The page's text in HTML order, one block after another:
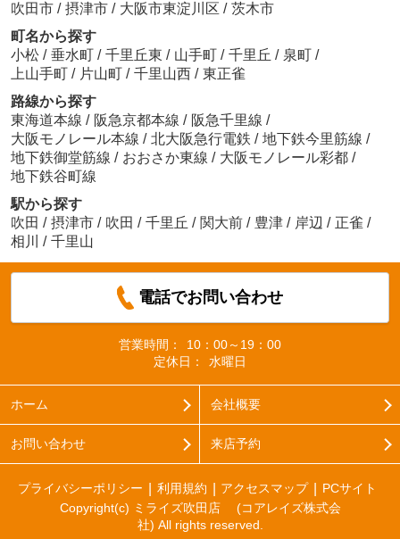
吹田市 / 摂津市 / 大阪市東淀川区 / 茨木市
町名から探す
小松 / 垂水町 / 千里丘東 / 山手町 / 千里丘 / 泉町 /
上山手町 / 片山町 / 千里山西 / 東正雀
路線から探す
東海道本線 / 阪急京都本線 / 阪急千里線 /
大阪モノレール本線 / 北大阪急行電鉄 / 地下鉄今里筋線 /
地下鉄御堂筋線 / おおさか東線 / 大阪モノレール彩都 /
地下鉄谷町線
駅から探す
吹田 / 摂津市 / 吹田 / 千里丘 / 関大前 / 豊津 / 岸辺 / 正雀 /
相川
/ 千里山
電話でお問い合わせ
営業時間：
10：00～19：00
定休日：
水曜日
ホーム 会社概要
お問い合わせ 来店予約
プライバシーポリシー 利用規約 アクセスマップ
PCサイト
Copyright(c) ミライズ吹田店 (コアレイズ株式会
社) All rights reserved.